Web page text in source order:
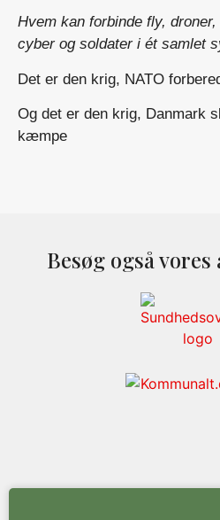
Hvem kan forbinde fly,
cyber og soldater i ét samlet
Det er den krig, NATO
Og det er den krig, Danmark
kæmpe
Besøg også